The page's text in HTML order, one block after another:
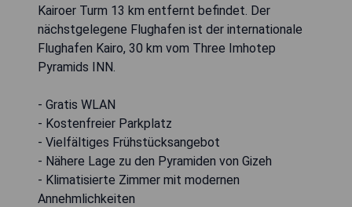
Kairoer Turm 13 km entfernt befindet. Der
nächstgelegene Flughafen ist der internationale
Flughafen Kairo, 30 km vom Three Imhotep
Pyramids INN.
- Gratis WLAN
- Kostenfreier Parkplatz
- Vielfältiges Frühstücksangebot
- Nähere Lage zu den Pyramiden von Gizeh
- Klimatisierte Zimmer mit modernen
Annehmlichkeiten